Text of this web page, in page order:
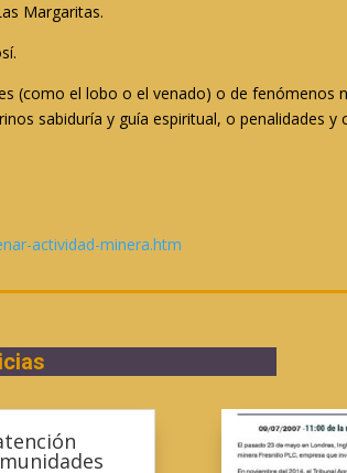
Margaritas.
(como el lobo o el venado) o de fenómenos
sabiduría y guía espiritual, o penalidades y
actividad-minera.htm